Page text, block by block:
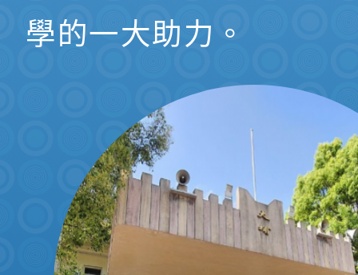
學的一大助力。